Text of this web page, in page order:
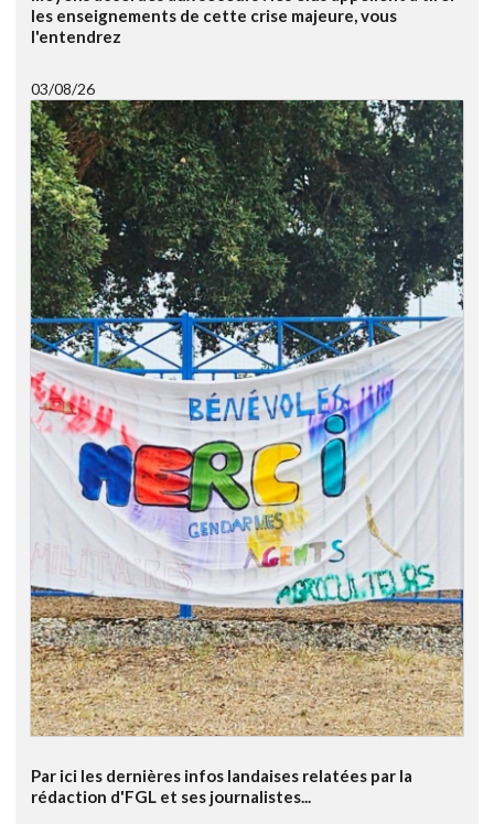
les enseignements de cette crise majeure, vous
l'entendrez
03/08/26
Par ici les dernières infos landaises relatées par la
rédaction d'FGL et ses journalistes...